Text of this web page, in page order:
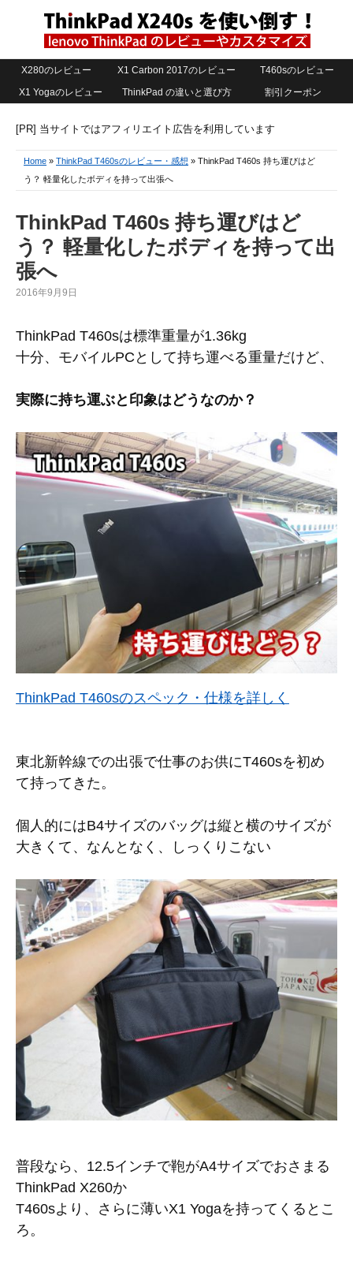
X280のレビュー X1 Carbon 2017のレビュー
T460sのレビュー
X1 Yogaのレビュー
ThinkPad の違いと選び方 割引クーポン
[PR] 当サイトではアフィリエイト広告を利用しています
Home » ThinkPad T460sのレビュー・感想 » ThinkPad T460s 持ち運びはど
う？ 軽量化したボディを持って出張へ
ThinkPad T460s 持ち運びはど
う？ 軽量化したボディを持って出
張へ
2016年9月9日
ThinkPad T460sは標準重量が1.36kg
十分、モバイルPCとして持ち運べる重量だけど、
実際に持ち運ぶと印象はどうなのか？
ThinkPad T460sのスペック・仕様を詳しく
東北新幹線での出張で仕事のお供にT460sを初め
て持ってきた。
個人的にはB4サイズのバッグは縦と横のサイズが
大きくて、なんとなく、しっくりこない
普段なら、12.5インチで鞄がA4サイズでおさまる
ThinkPad X260か
T460sより、さらに薄いX1 Yogaを持ってくるとこ
ろ。